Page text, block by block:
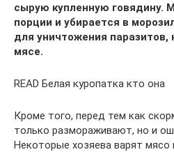
сырую купленную говядину.
порции и убирается в
для уничтожения паразитов,
мясе.
READ Белая куропатка кто она
Кроме того, перед тем как
только размораживают, но и
Некоторые хозяева варят мясо